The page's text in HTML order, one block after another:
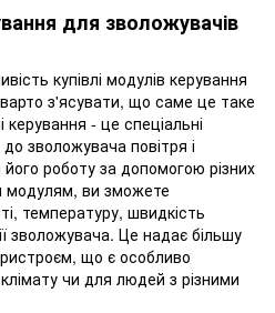
для зволожувачів
купівлі модулів керування
з'ясувати, що саме це таке
- це спеціальні
зволожувача повітря і
роботу за допомогою різних
модулям, ви зможете
температуру, швидкість
зволожувача. Це надає більшу
що є особливо
чи для людей з різними